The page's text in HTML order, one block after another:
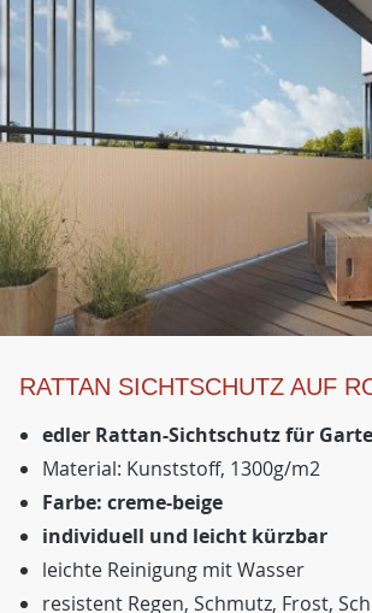
RATTAN SICHTSCHUTZ AUF
edler Rattan-Sichtschutz für
Material: Kunststoff, 1300g/m2
Farbe: creme-beige
individuell und leicht kürzbar
leichte Reinigung mit Wasser
resistent Regen, Schmutz, Frost,